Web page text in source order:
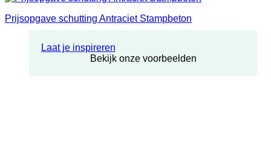
Laat je inspireren
Bekijk onze voorbeelden
Prijsopgave schutting Antraciet Stampbeton